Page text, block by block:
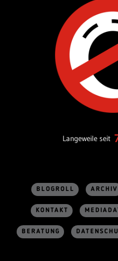
Langeweile seit
BLOGROLL ARCHIV
KONTAKT
BERATUNG